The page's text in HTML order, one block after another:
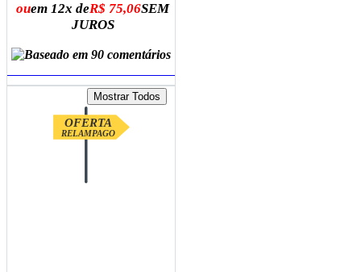
ouem 12x deR$ 75,06SEM
JUROS
OFERTA
RELAMPAGO